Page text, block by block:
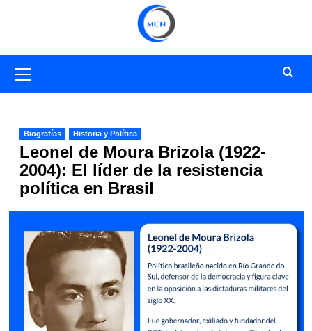
primario
Biografías Historia y Política
Leonel de Moura Brizola (1922-
2004): El líder de la resistencia
política en Brasil